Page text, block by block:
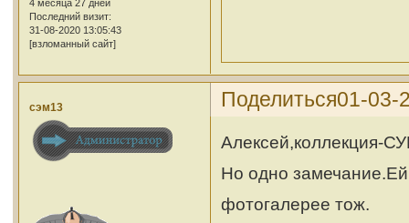
4 месяца 27 дней
Последний визит:
31-08-2020 13:05:43
[взломанный сайт]
Поделиться01-03-
сэм13
Алексей,коллекция-
Но одно
фотогалерее тож.